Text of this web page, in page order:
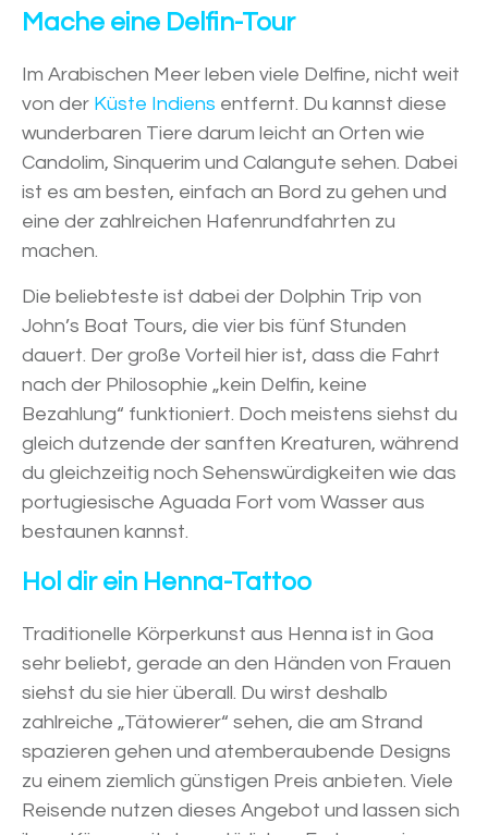
Mache eine Delfin-Tour
Im Arabischen Meer leben viele Delfine, nicht weit
von der Küste Indiens entfernt. Du kannst diese
wunderbaren Tiere darum leicht an Orten wie
Candolim, Sinquerim und Calangute sehen. Dabei
ist es am besten, einfach an Bord zu gehen und
eine der zahlreichen Hafenrundfahrten zu
machen.
Die beliebteste ist dabei der Dolphin Trip von
John’s Boat Tours, die vier bis fünf Stunden
dauert. Der große Vorteil hier ist, dass die Fahrt
nach der Philosophie „kein Delfin, keine
Bezahlung“ funktioniert. Doch meistens siehst du
gleich dutzende der sanften Kreaturen, während
du gleichzeitig noch Sehenswürdigkeiten wie das
portugiesische Aguada Fort vom Wasser aus
bestaunen kannst.
Hol dir ein Henna-Tattoo
Traditionelle Körperkunst aus Henna ist in Goa
sehr beliebt, gerade an den Händen von Frauen
siehst du sie hier überall. Du wirst deshalb
zahlreiche „Tätowierer“ sehen, die am Strand
spazieren gehen und atemberaubende Designs
zu einem ziemlich günstigen Preis anbieten. Viele
Reisende nutzen dieses Angebot und lassen sich